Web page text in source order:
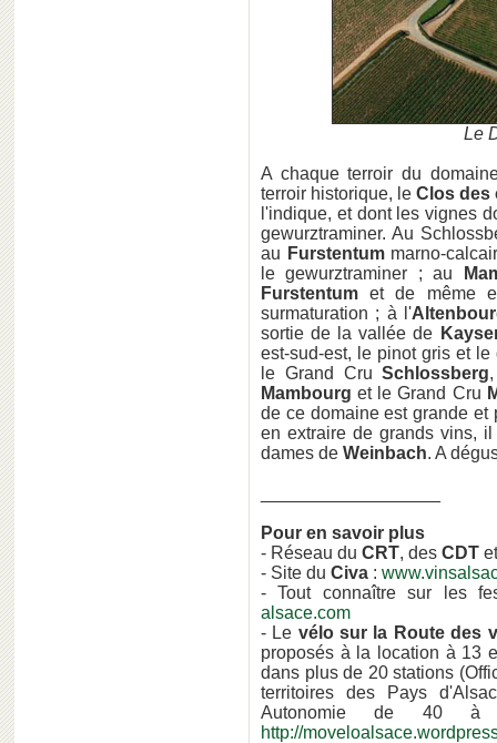
Le
A chaque terroir du
terroir historique, leClos des
l'indique, et dont les vignes
gewurztraminer. Au
au Furstentummarno-
le gewurztraminer ; au
Furstentum et de même
surmaturation ; à l'
sortie de la vallée de
est-sud-est, le pinot gris et
le Grand CruSchlossberg
Mambourg et le Grand Cru
de ce domaine est grande et
en extraire de grands vins,
dames de Weinbach. A
Pour en savoir plus
- Réseau du CRT, des CDT
- Site du Civa :
- Tout connaître sur les
alsace.com
- Le vélo sur la Route des
proposés à la location à 13
dans plus de 20 stations
territoires des Pays
Autonomie de 40
http://